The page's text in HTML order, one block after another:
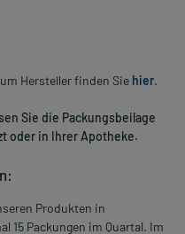
Hersteller finden Sie hier.
Sie die Packungsbeilage
oder in Ihrer Apotheke.
Produkten in
15 Packungen im Quartal. Im